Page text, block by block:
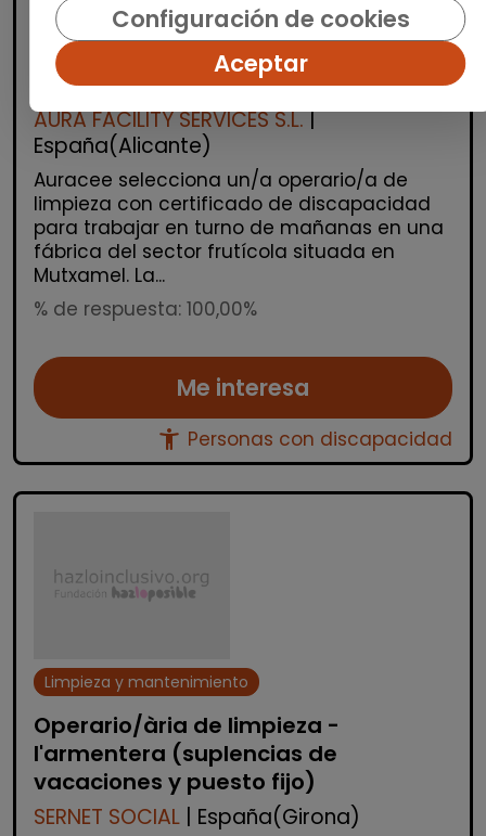
Limpieza y mantenimiento
Operario/a de limpieza en fábrica
frutícola (mutxamel)
AURA FACILITY SERVICES S.L.|
España(Alicante)
Auracee selecciona un/a operario/a de
limpieza con certificado de discapacidad
para trabajar en turno de mañanas en una
fábrica del sector frutícola situada en
Mutxamel. La...
% de respuesta: 100,00%
Me interesa
accessibility_new Personas con discapacidad
Limpieza y mantenimiento
Operario/ària de limpieza -
l'armentera (suplencias de
vacaciones y puesto fijo)
SERNET SOCIAL | España(Girona)
Configuración de cookies
Aceptar